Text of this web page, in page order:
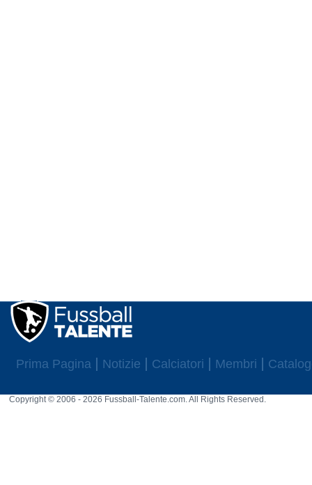
Prima Pagina Notizie Calciatori Membri
Copyright © 2006 - 2026 Fussball-Talente.com. All Rights Reserved.